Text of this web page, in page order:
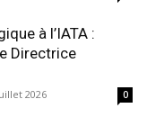
à l’IATA :
Directrice
2026 0